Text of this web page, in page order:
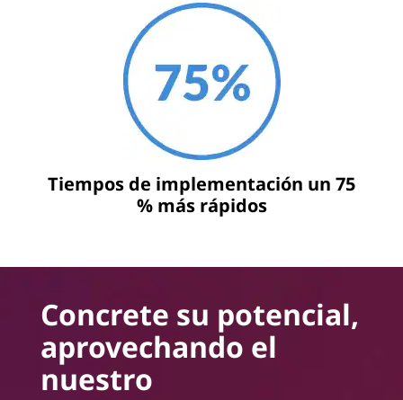
Tiempos de implementación un 75
% más rápidos
Concrete su potencial,
aprovechando el
nuestro